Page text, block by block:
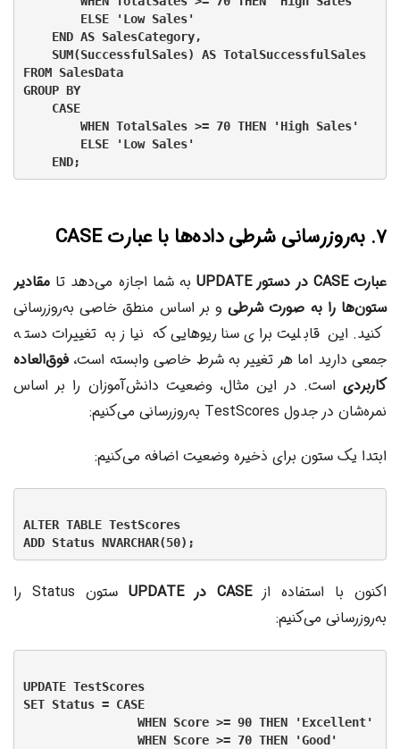
        ELSE 'Low Sales'
    END AS SalesCategory,
    SUM(SuccessfulSales) AS TotalSuccessfulSales
FROM SalesData
GROUP BY
    CASE
        WHEN TotalSales >= 70 THEN 'High Sales'
        ELSE 'Low Sales'
۷. به‌روزرسانی شرطی داده‌ها با عبارت CASE
عبارت CASE در دستور UPDATE به شما اجازه می‌دهد تا مقادیر
ستون‌ها را به صورت شرطیو بر اساس منطق خاصی به‌روزرسانی
کنید. این قابلیت برای سناریوهایی که نیاز به تغییرات دسته
جمعی دارید اما هر تغییر به شرط خاصی وابسته است،فوق‌العاده
کاربردی است. در این مثال، وضعیت دانش‌آموزان را بر اساس
نمره‌شان در جدول TestScores به‌روزرسانی می‌کنیم:
ابتدا یک ستون برای ذخیره وضعیت اضافه می‌کنیم:
ALTER TABLE TestScores
اکنون با استفاده ازCASE در UPDATE
ستون Status را
به‌روزرسانی می‌کنیم:
UPDATE TestScores
SET Status = CASE
                WHEN Score >= 90 THEN 'Excellent'
                WHEN Score >= 70 THEN 'Good'